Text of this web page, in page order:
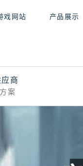
戏网站 产品展示
商
案